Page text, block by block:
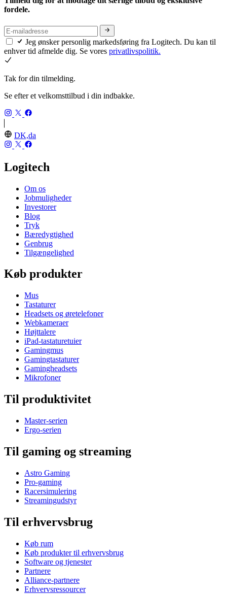
fordele.
Jeg ønsker personlig markedsføring fra Logitech. Du kan til
enhver tid afmelde dig. Se vores privatlivspolitik.
Tak for din tilmelding.
Se efter et velkomsttilbud i din indbakke.
DK,da
Logitech
Om os
Jobmuligheder
Investorer
Blog
Tryk
Bæredygtighed
Genbrug
Tilgængelighed
Køb produkter
Mus
Tastaturer
Headsets og øretelefoner
Webkameraer
Højttalere
iPad-tastaturetuier
Gamingmus
Gamingtastaturer
Gamingheadsets
Mikrofoner
Til produktivitet
Master-serien
Ergo-serien
Til gaming og streaming
Astro Gaming
Pro-gaming
Racersimulering
Streamingudstyr
Til erhvervsbrug
Køb rum
Køb produkter til erhvervsbrug
Software og tjenester
Partnere
Alliance-partnere
Erhvervsressourcer